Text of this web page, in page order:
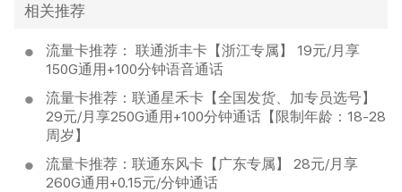
相关推荐
流量卡推荐： 联通浙丰卡【浙江专属】 19元/月享
150G通用+100分钟语音通话
流量卡推荐：联通星禾卡【全国发货、加专员选号】
29元/月享250G通用+100分钟通话【限制年龄：18-28
周岁】
流量卡推荐：联通东风卡【广东专属】 28元/月享
260G通用+0.15元/分钟通话